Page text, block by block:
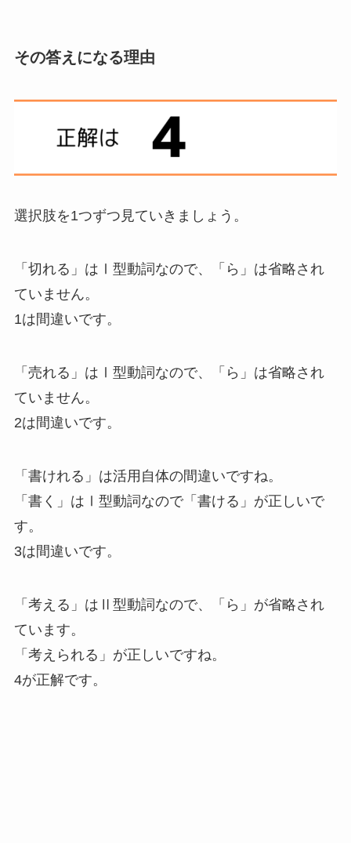
その答えになる理由
選択肢を1つずつ見ていきましょう。
「切れる」はⅠ型動詞なので、「ら」は省略され
ていません。
1は間違いです。
「売れる」はⅠ型動詞なので、「ら」は省略され
ていません。
2は間違いです。
「書けれる」は活用自体の間違いですね。
「書く」はⅠ型動詞なので「書ける」が正しいで
す。
3は間違いです。
「考える」はⅡ型動詞なので、「ら」が省略され
ています。
「考えられる」が正しいですね。
4が正解です。